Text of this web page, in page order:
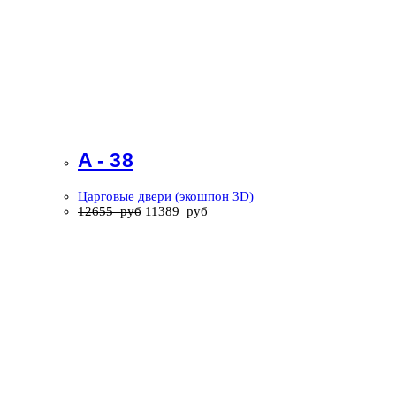
A - 38
Царговые двери (экошпон 3D)
12655руб 11389 руб